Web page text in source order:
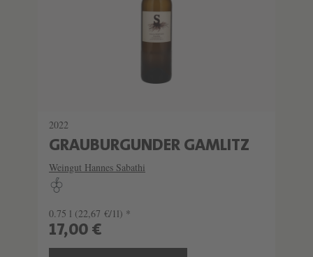
2022
GRAUBURGUNDER GAMLITZ
Weingut Hannes Sabathi
0.75 l (22,67 €/1l) *
17,00 €